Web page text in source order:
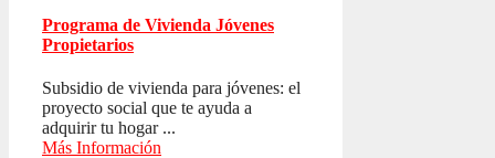
Programa de Vivienda Jóvenes
Propietarios
Subsidio de vivienda para jóvenes: el
proyecto social que te ayuda a
adquirir tu hogar ...
Más Información